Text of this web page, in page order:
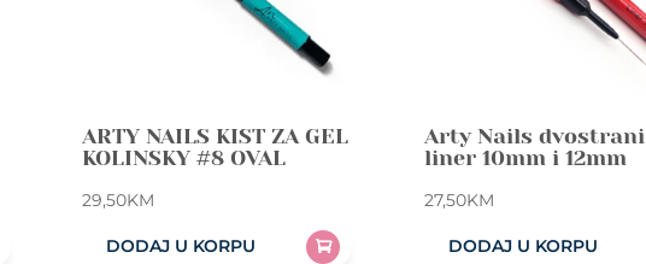
ARTY NAILS KIST ZA GEL
KOLINSKY #8 OVAL
29,50KM
DODAJ U KORPU
Arty Nails dvostrani
liner 10mm i 12mm
27,50KM
DODAJ U KORPU